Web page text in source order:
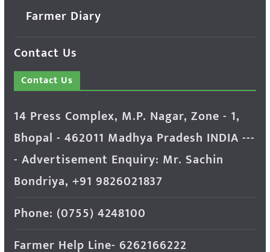
Farmer Diary
Contact Us
Contact Us
14 Press Complex, M.P. Nagar, Zone - 1,
Bhopal - 462011 Madhya Pradesh INDIA ---
- Advertisement Enquiry: Mr. Sachin
Bondriya, +91 9826021837
Phone: (0755) 4248100
Farmer Help Line- 6262166222